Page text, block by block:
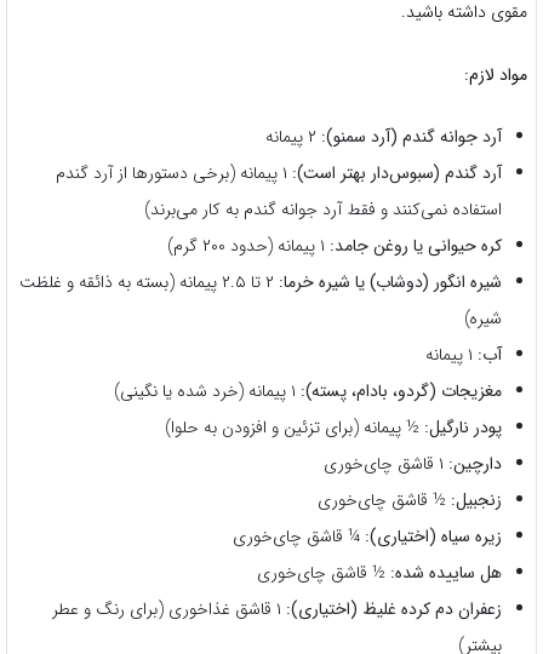
مقوی داشته باشید.
مواد لازم:
آرد جوانه گندم (آرد سمنو):
آرد گندم (سبوس‌دار بهتر است): ۱ پیمانه (برخی دستورها از آرد گندم
استفاده نمی‌کنند و فقط آرد جوانه گندم به کار می‌برند)
کره حیوانی یا روغن جامد:
شیره انگور (دوشاب) یا شیره خرما:
۲ تا ۲.۵ پیمانه (بسته به ذائقه و غلظت
شیره)
آب:
مغزیجات (گردو، بادام، پسته):
پودر نارگیل: ½ پیمانه (برای تزئین و افزودن به حلوا)
دارچین:
زنجبیل: ½ قاشق چای‌خوری
زیره سیاه (اختیاری): ¼ قاشق چای‌خوری
هل ساییده شده: ½ قاشق چای‌خوری
زعفران دم کرده غلیظ (اختیاری):
۱ قاشق غذاخوری (برای رنگ و عطر
بیشتر)